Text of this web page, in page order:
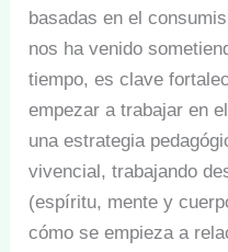
basadas en el
nos ha venido
tiempo, es clave
empezar a trabajar en
una estrategia
vivencial, trabajando
(espíritu, mente y
cómo se empieza a